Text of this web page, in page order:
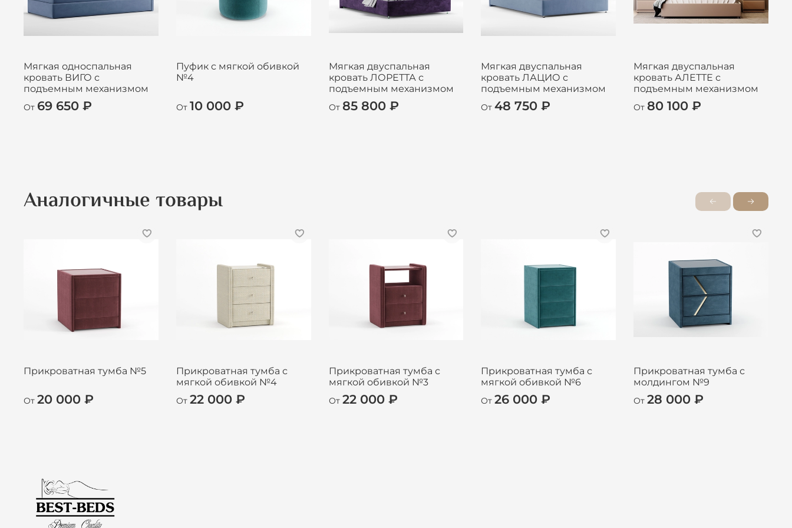
Мягкая односпальная
кровать ВИГО с
подъемным механизмом
От 69 650 ₽
Пуфик с мягкой обивкой
№4
От 10 000 ₽
Мягкая двуспальная
кровать ЛОРЕТТА с
подъемным механизмом
От 85 800 ₽
Мягкая двуспальная
кровать ЛАЦИО с
подъемным механизмом
От 48 750 ₽
Мягкая двуспальная
кровать АЛЕТТЕ с
подъемным механизмом
От 80 100 ₽
Аналогичные товары
Прикроватная тумба №5
От 20 000 ₽
Прикроватная тумба с
мягкой обивкой №4
От 22 000 ₽
Прикроватная тумба с
мягкой обивкой №3
От 22 000 ₽
Прикроватная тумба с
мягкой обивкой №6
От 26 000 ₽
Прикроватная тумба с
молдингом №9
От 28 000 ₽